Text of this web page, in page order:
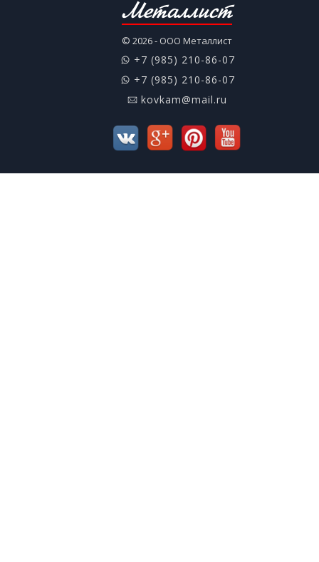
Металлист
© 2026 - ООО Металлист
+7 (985) 210-86-07
+7 (985) 210-86-07
kovkam@mail.ru